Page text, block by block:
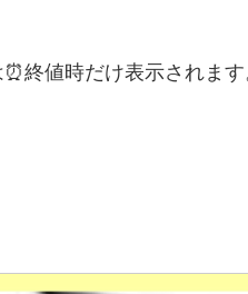
終値時だけ表示されま